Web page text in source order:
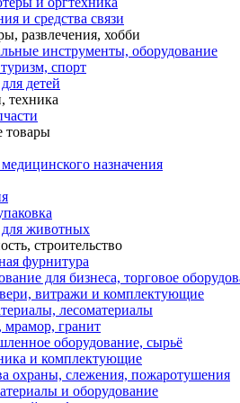
и средства связи
развлечения, хобби
инструменты, оборудование
спорт
детей
техника
товары
назначения
животных
строительство
фурнитура
для бизнеса, торговое
витражи и комплектующие
лесоматериалы
мрамор, гранит
оборудование, сырьё
и комплектующие
охраны, слежения, пожаротушения
и оборудование